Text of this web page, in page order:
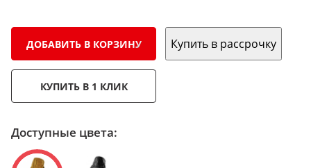
ДОБАВИТЬ В КОРЗИНУ Купить в рассрочку
КУПИТЬ В 1 КЛИК
Доступные цвета: